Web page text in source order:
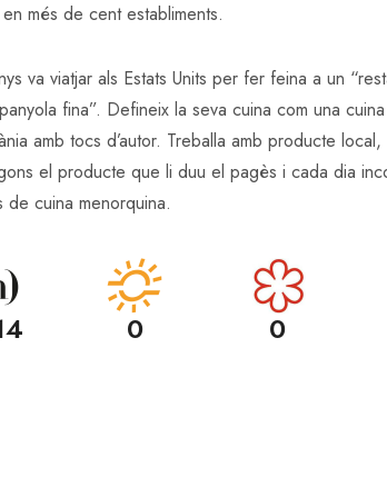
més de cent establiments.
va viatjar als Estats Units per fer feina a un
fina”. Defineix la seva cuina com una cuina
amb tocs d’autor. Treballa amb producte
el producte que li duu el pagès i cada dia
de cuina menorquina.
0 0